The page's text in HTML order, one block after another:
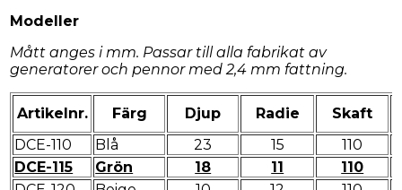
Modeller
Mått anges i mm. Passar till alla fabrikat av
generatorer och pennor med 2,4 mm fattning.
Artikelnr. Färg Djup Radie Skaft
DCE-110
Blå 23 15
110
DCE-115
Grön 18 11
110